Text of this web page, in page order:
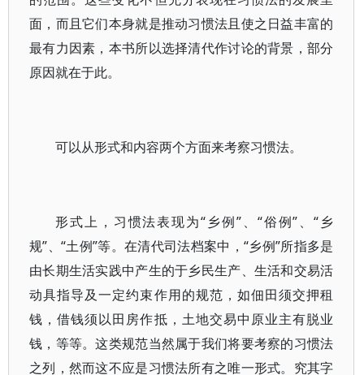
面，而且它们本身就是推动习惯法且使之日益丰富的
最有力因素，本书所以选择清代作讨论的背景，部分
原因就在于此。
可以从形式和内容两个方面来考察习惯法。
形式上，习惯法表现为“乡例”、“俗例”、“乡
规”、“土例”等。在清代司法档案中，“乡例”所指多是
由长期生活实践中产生的于乡民生产、生活和交易活
动具指导及一定约束作用的规范，如佃田须交押租
钱，借钱须以田房作抵，土地交易中原业主有脱业
钱，等等。这类规范当然属于我们将要考察的习惯法
之列，然而这不应是习惯法所有之唯一形式。究其字